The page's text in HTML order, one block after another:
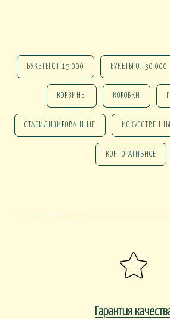
БУКЕТЫ ОТ 15 000 БУКЕТЫ ОТ 30 000
КОРЗИНЫ КОРОБКИ
СТАБИЛИЗИРОВАННЫЕ
КОРПОРАТИВНОЕ
Гарантия